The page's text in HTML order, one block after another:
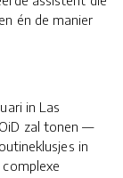
én de manier
in Las
zal tonen —
in